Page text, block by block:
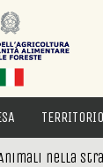
TERRITORIO
nella